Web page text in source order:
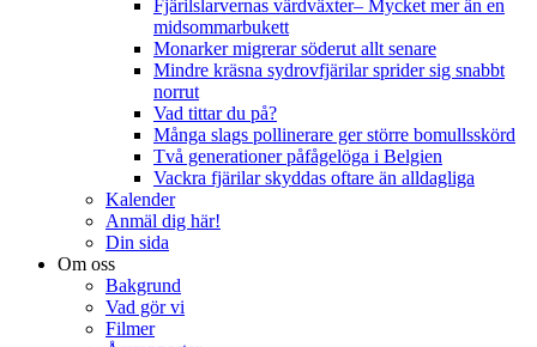
Fjärilslarvernas värdväxter– Mycket mer än en
midsommarbukett
Monarker migrerar söderut allt senare
Mindre kräsna sydrovfjärilar sprider sig snabbt
norrut
Vad tittar du på?
Många slags pollinerare ger större bomullsskörd
Två generationer påfågelöga i Belgien
Vackra fjärilar skyddas oftare än alldagliga
Kalender
Anmäl dig här!
Din sida
Om oss
Bakgrund
Vad gör vi
Filmer